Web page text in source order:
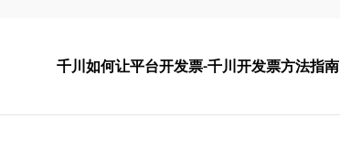
千川如何让平台开发票-千川开发票方法指南